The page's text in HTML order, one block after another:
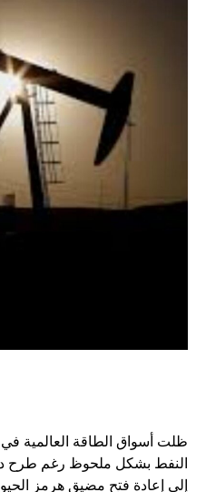
ظلت أسواق الطاقة العالمية في
النفط بشكل ملحوظ رغم طرح
إلى إعادة فتح مضيق هرمز